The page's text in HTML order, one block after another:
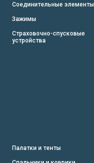
Соединительные элементы
Зажимы
Страховочно-спусковые
устройства
Палатки и тенты